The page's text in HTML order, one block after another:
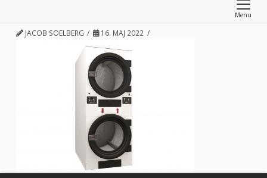
Menu
JACOB SOELBERG 16. MAJ 2022